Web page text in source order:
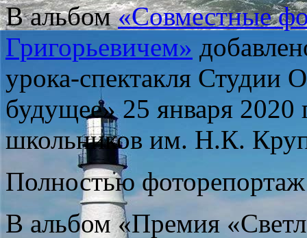
В альбом«Совместные
Григорьевичем»
урока-спектакля Студии
будущее» 25 января
школьников им. Н.К.
Полностью
В альбом «Премия